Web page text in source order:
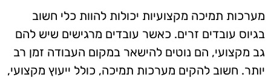
מערכות תמיכה מקצועיות יכולות להוות כלי חשוב
בגיוס עובדים זרים. כאשר עובדים מרגישים שיש להם
גב מקצועי, הם נוטים להישאר במקום העבודה זמן רב
יותר. חשוב להקים מערכות תמיכה, כולל ייעוץ מקצועי,